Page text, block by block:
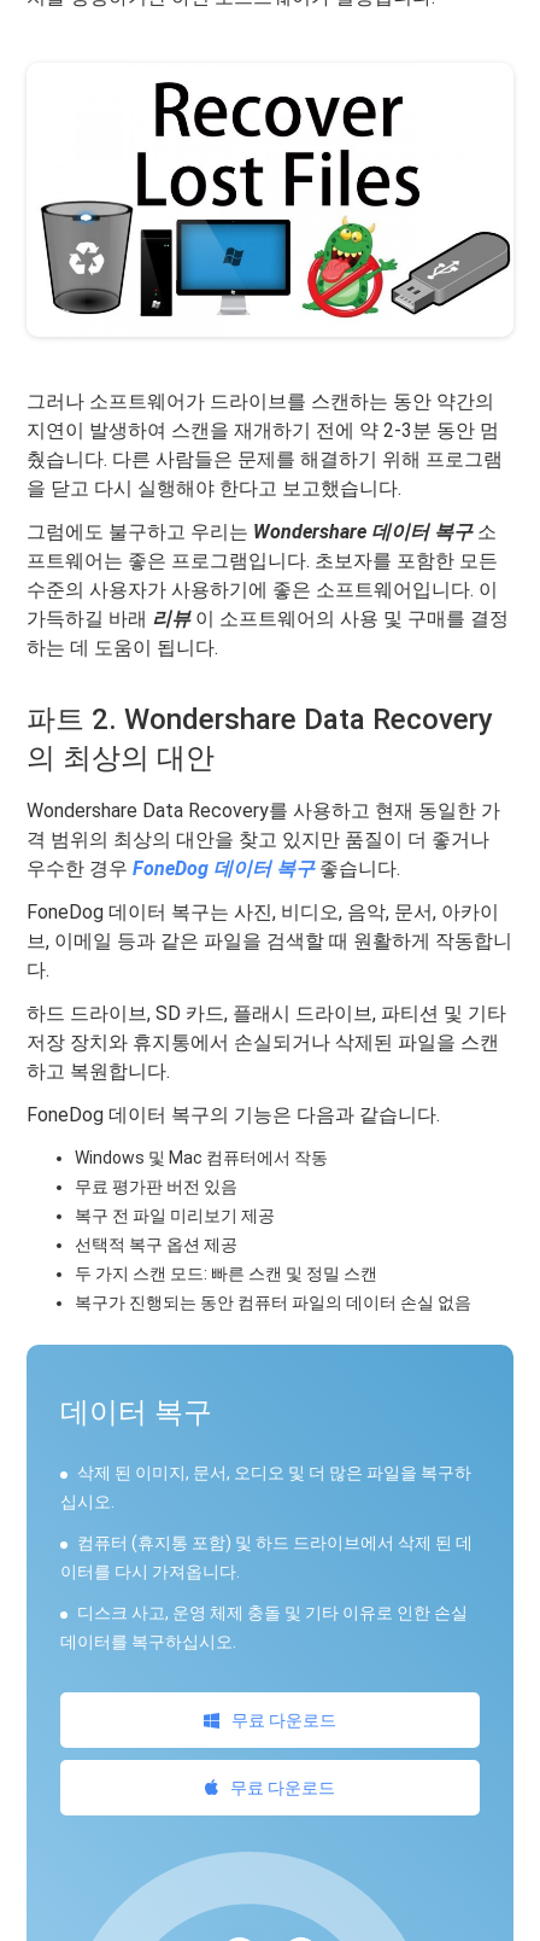
그러나 소프트웨어가 드라이브를 스캔하는 동안 약간의
지연이 발생하여 스캔을 재개하기 전에 약 2-3분 동안 멈
췄습니다. 다른 사람들은 문제를 해결하기 위해 프로그램
을 닫고 다시 실행해야 한다고 보고했습니다.
그럼에도 불구하고 우리는 Wondershare 데이터 복구소
프트웨어는 좋은 프로그램입니다. 초보자를 포함한 모든
수준의 사용자가 사용하기에 좋은 소프트웨어입니다. 이
가득하길 바래 리뷰이 소프트웨어의 사용 및 구매를 결정
하는 데 도움이 됩니다.
파트 2. Wondershare Data Recovery
의 최상의 대안
Wondershare Data Recovery를 사용하고 현재 동일한 가
격 범위의 최상의 대안을 찾고 있지만 품질이 더 좋거나
우수한 경우FoneDog 데이터 복구좋습니다.
FoneDog 데이터 복구는 사진, 비디오, 음악, 문서, 아카이
브, 이메일 등과 같은 파일을 검색할 때 원활하게 작동합니
다.
하드 드라이브, SD 카드, 플래시 드라이브, 파티션 및 기타
저장 장치와 휴지통에서 손실되거나 삭제된 파일을 스캔
하고 복원합니다.
FoneDog 데이터 복구의 기능은 다음과 같습니다.
Windows 및 Mac 컴퓨터에서 작동
무료 평가판 버전 있음
복구 전 파일 미리보기 제공
선택적 복구 옵션 제공
두 가지 스캔 모드: 빠른 스캔 및 정밀 스캔
복구가 진행되는 동안 컴퓨터 파일의 데이터 손실 없음
데이터 복구
삭제 된 이미지, 문서, 오디오 및 더 많은 파일을 복구하
십시오.
컴퓨터 (휴지통 포함) 및 하드 드라이브에서 삭제 된 데
이터를 다시 가져옵니다.
디스크 사고, 운영 체제 충돌 및 기타 이유로 인한 손실
데이터를 복구하십시오.
무료 다운로드
무료 다운로드